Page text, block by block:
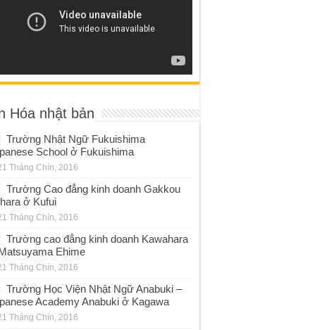
Hóa nhật bản
Trường Nhật Ngữ Fukuishima
School ở Fukuishima
Tháng Chín, 2016
Trường Cao đẳng kinh doanh Gakkou
ở Kufui
Tháng Chín, 2016
Trường cao đẳng kinh doanh Kawahara
Ehime
Tháng Chín, 2016
Trường Học Viện Nhật Ngữ Anabuki –
Academy Anabuki ở Kagawa
Tháng Chín, 2016